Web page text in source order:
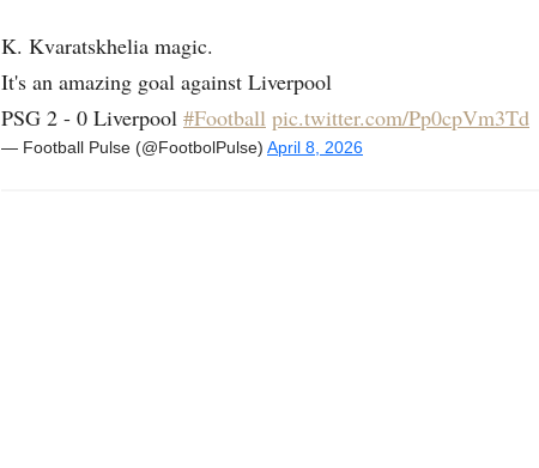
K. Kvaratskhelia magic.
It's an amazing goal against Liverpool
PSG 2 - 0 Liverpool #Football pic.twitter.com/Pp0cpVm3Td
— Football Pulse (@FootbolPulse) April 8, 2026